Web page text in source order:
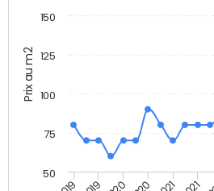
Prix au m2
50
75
100
125
150